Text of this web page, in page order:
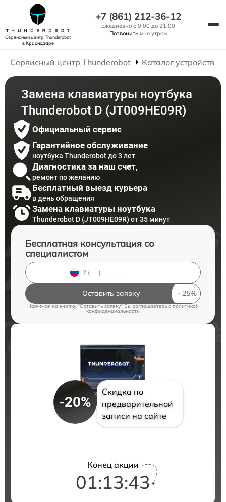
Сервисный центр Thunderobot
в Краснодаре
+7 (861) 212-36-12
Ежедневно с 9:00 до 21:00
Позвонить мне утром
Сервисный центр Thunderobot Каталог устройств
Замена клавиатуры ноутбука
Thunderobot D (JT009HE09R)
Официальный сервис
Гарантийное обслуживание
ноутбука Thunderobot до 3 лет
Диагностика за наш счет,
ремонт по желанию
Бесплатный выезд курьера
в день обращения
Замена клавиатуры ноутбука
Thunderobot D (JT009HE09R) от 35 минут
Бесплатная консультация со
специалистом
Оставить заявку
Нажимая на кнопку "Оставить заявку" Вы соглашаетесь cполитикой
конфиденциальности
-20%
Скидка по
предварительной
записи на сайте
Конец акции
01:13:42